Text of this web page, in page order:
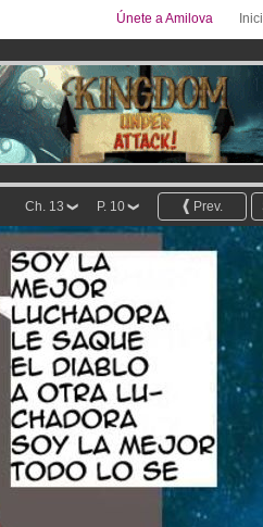
Únete a Amilova
Prev.
P. 10
Ch. 13